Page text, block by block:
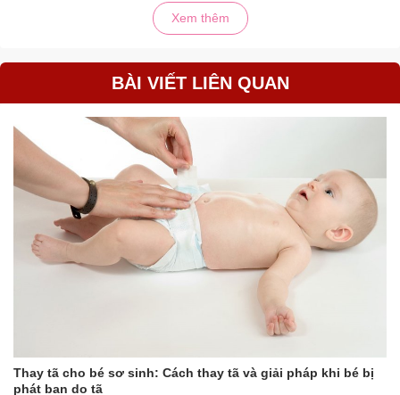
Xem thêm
BÀI VIẾT LIÊN QUAN
Thay tã cho bé sơ sinh: Cách thay tã và giải pháp khi bé bị
phát ban do tã